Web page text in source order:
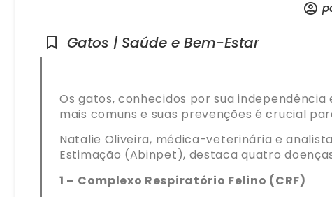
Gatos | Saúde e Bem-Estar
Os gatos, conhecidos por sua
mais comuns e suas prevenções é crucial
Natalie Oliveira, médica-veterinária e
Estimação (Abinpet), destaca quatro
1 – Complexo Respiratório Felino (CRF)